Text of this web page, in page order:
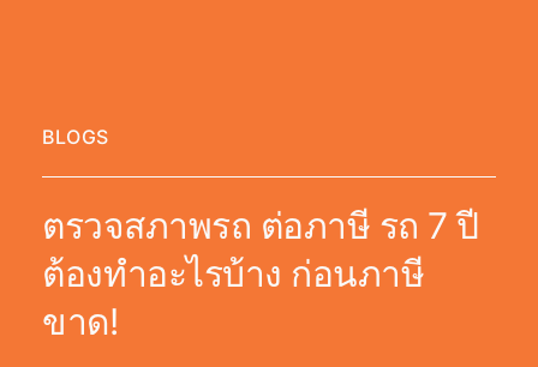
BLOGS
ตรวจสภาพรถ ต่อภาษี รถ 7 ปี
ต้องทำอะไรบ้าง ก่อนภาษี
ขาด!